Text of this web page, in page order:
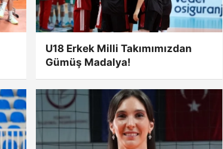
U18 Erkek Milli Takımımızdan
Gümüş Madalya!